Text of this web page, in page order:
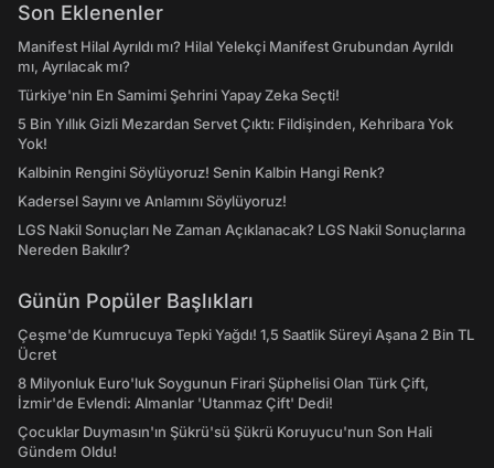
Son Eklenenler
Manifest Hilal Ayrıldı mı? Hilal Yelekçi Manifest Grubundan Ayrıldı
mı, Ayrılacak mı?
Türkiye'nin En Samimi Şehrini Yapay Zeka Seçti!
5 Bin Yıllık Gizli Mezardan Servet Çıktı: Fildişinden, Kehribara Yok
Yok!
Kalbinin Rengini Söylüyoruz! Senin Kalbin Hangi Renk?
Kadersel Sayını ve Anlamını Söylüyoruz!
LGS Nakil Sonuçları Ne Zaman Açıklanacak? LGS Nakil Sonuçlarına
Nereden Bakılır?
Günün Popüler Başlıkları
Çeşme'de Kumrucuya Tepki Yağdı! 1,5 Saatlik Süreyi Aşana 2 Bin TL
Ücret
8 Milyonluk Euro'luk Soygunun Firari Şüphelisi Olan Türk Çift,
İzmir'de Evlendi: Almanlar 'Utanmaz Çift' Dedi!
Çocuklar Duymasın'ın Şükrü'sü Şükrü Koruyucu'nun Son Hali
Gündem Oldu!